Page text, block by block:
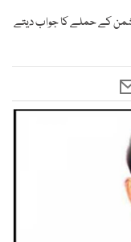
دشمن کے حملے کا جواب دیتے